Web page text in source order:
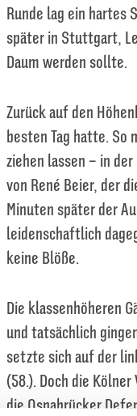
Runde lag ein hartes
später in Stuttgart,
Daum werden sollte.
Zurück auf den
besten Tag hatte. So
ziehen lassen – in
von René Beier, der
Minuten später der
leidenschaftlich
keine Blöße.
Die klassenhöheren
und tatsächlich
setzte sich auf der
(58.). Doch die
die Osnabrücker